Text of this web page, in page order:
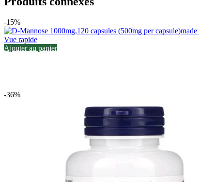
-15%
Vue rapide
Ajouter au panier
-36%